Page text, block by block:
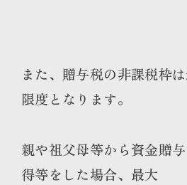
また、贈与税の非課税枠
限度となります。
親や祖父母等から資金贈
得等をした場合、最大